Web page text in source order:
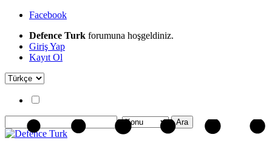
Facebook
Defence Turk forumuna hoşgeldiniz.
Giriş Yap
Kayıt Ol